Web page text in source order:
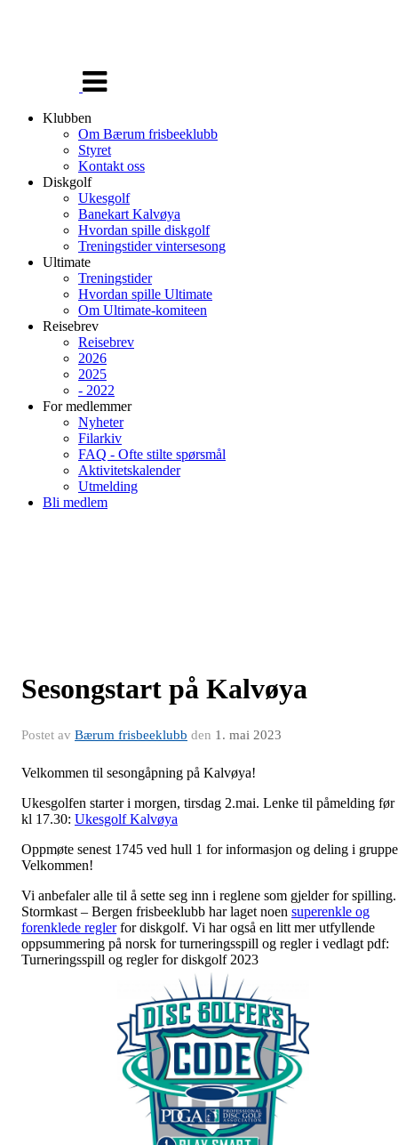
navigasjon
Klubben
Om Bærum frisbeeklubb
Styret
Kontakt oss
Diskgolf
Ukesgolf
Banekart Kalvøya
Hvordan spille diskgolf
Treningstider vintersesong
Ultimate
Treningstider
Hvordan spille Ultimate
Om Ultimate-komiteen
Reisebrev
Reisebrev
2026
2025
- 2022
For medlemmer
Nyheter
Filarkiv
FAQ - Ofte stilte spørsmål
Aktivitetskalender
Utmelding
Bli medlem
Sesongstart på Kalvøya
Postet av Bærum frisbeeklubb den 1. mai 2023
Velkommen til sesongåpning på Kalvøya!
Ukesgolfen starter i morgen, tirsdag 2.mai. Lenke til påmelding før
kl 17.30: Ukesgolf Kalvøya
Oppmøte senest 1745 ved hull 1 for informasjon og deling i
Velkommen!
Vi anbefaler alle til å sette seg inn i reglene som gjelder for spilling.
Stormkast – Bergen frisbeeklubb har laget noen superenkle og
forenklede reglerfor diskgolf. Vi har også en litt mer utfyllende
oppsummering på norsk for turneringsspill og regler i vedlagt pdf:
Turneringsspill og regler for diskgolf 2023